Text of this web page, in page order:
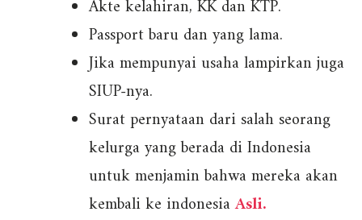
Akte kelahiran, KK dan KTP.
Passport baru dan yang lama.
Jika mempunyai usaha lampirkan juga
SIUP-nya.
Surat pernyataan dari salah seorang
kelurga yang berada di Indonesia
untuk menjamin bahwa mereka akan
kembali ke indonesiaAsli.